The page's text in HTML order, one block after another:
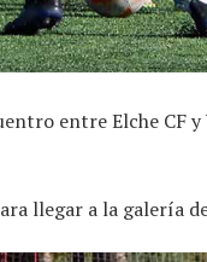
entre Elche CF
llegar a la galería